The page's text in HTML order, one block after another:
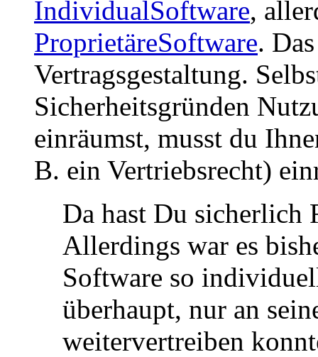
IndividualSoftware,
ProprietäreSoftware.
Vertragsgestaltung.
Sicherheitsgründen
einräumst, musst du
B. ein Vertriebsrecht)
Da hast Du sicherlich
Allerdings war es
Software so
überhaupt, nur an
weitervertreiben